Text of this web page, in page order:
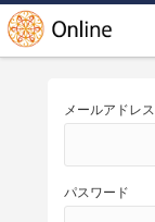
メールアドレス
パスワード